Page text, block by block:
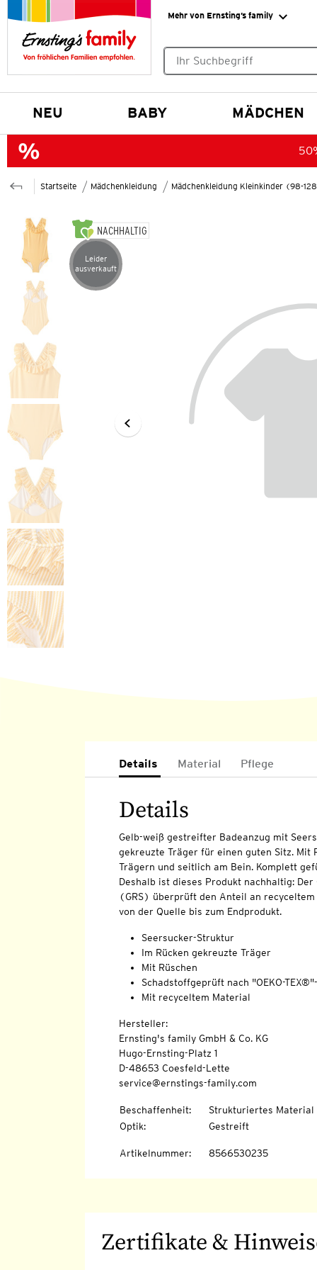
Mehr von Ernsting’s family
NEU BABY MÄDCHEN
Startseite Mädchenkleidung Mädchenkleidung Kleinkinder (98-
NACHHALTIG
Artikel leider ausverkauft
Leider
ausverkauft
Details Material Pflege
Details
Gelb-weiß gestreifter Badeanzug mit
gekreuzte Träger für einen guten Sitz. Mit
Trägern und seitlich am Bein. Komplett
Deshalb ist dieses Produkt nachhaltig: Der
(GRS) überprüft den Anteil an
von der Quelle bis zum Endprodukt.
Seersucker-Struktur
Im Rücken gekreuzte Träger
Mit Rüschen
Schadstoffgeprüft nach "OEKO-
Mit recyceltem Material
Hersteller:
Ernsting's family GmbH & Co. KG
Hugo-Ernsting-Platz 1
D-48653 Coesfeld-Lette
service@ernstings-family.com
Beschaffenheit:
Strukturiertes Material
Optik: Gestreift
Artikelnummer: 8566530235
Zertifikate &